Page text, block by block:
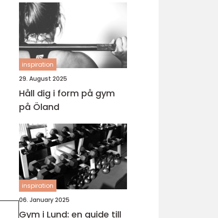
inspiration
29. August 2025
Håll dig i form på gym
på Öland
inspiration
06. January 2025
Gym i Lund: en guide till